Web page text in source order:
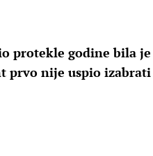
protekle godine bila
nije uspio izabrati